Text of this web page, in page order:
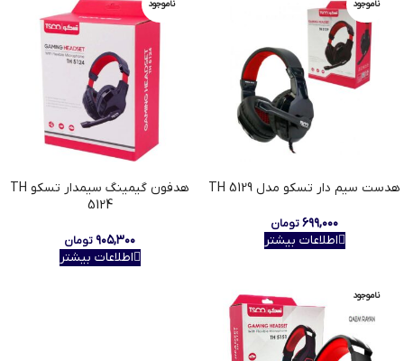
ناموجود
هدست سیم دار تسکو مدل TH 5129
۶۹۹,۰۰۰تومان
اطلاعات بیشتر
ناموجود
هدفون گیمینگ سیمدار تسکو TH
5124
۹۰۵,۳۰۰تومان
اطلاعات بیشتر
ناموجود